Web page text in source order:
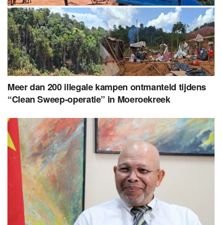
Meer dan 200 illegale kampen ontmanteld tijdens
“Clean Sweep-operatie” in Moeroekreek